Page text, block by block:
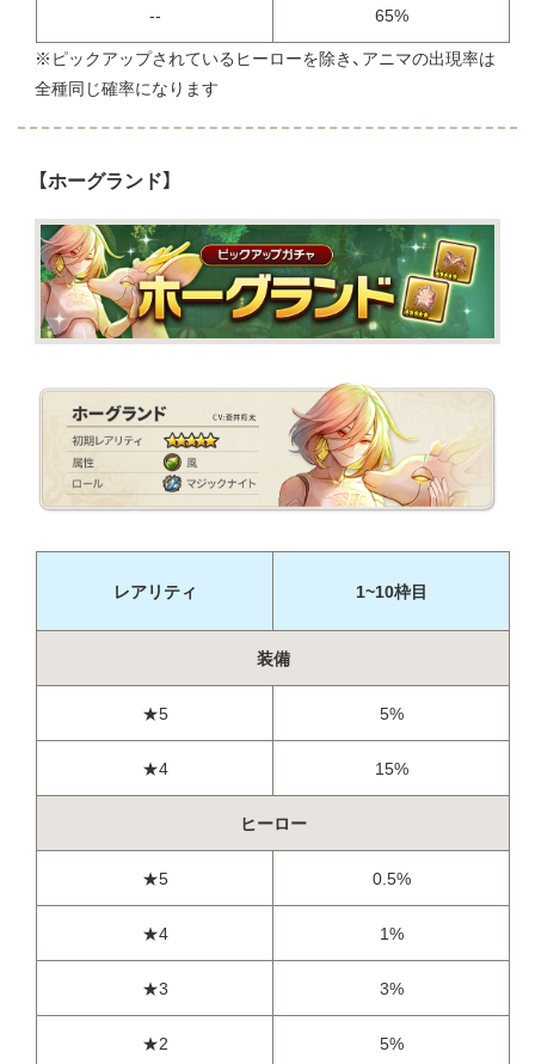
--
65%
※ピックアップされているヒーローを除き、アニマの出現率は
全種同じ確率になります
【ホーグランド】
レアリティ 1~10枠目
装備
★5 5%
★4 15%
ヒーロー
★5 0.5%
★4 1%
★3 3%
★2 5%